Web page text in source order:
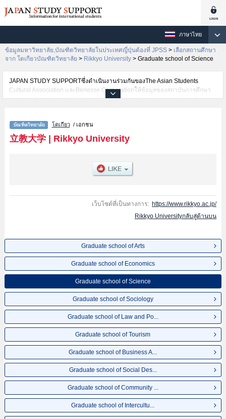
ภาษาไทย
ข้อมูลมหาวิทยาลัย,บัณฑิตวิทยาลัยในประเทศญี่ปุ่นต้องที่ JPSS > เลือกสถานศึกษา
จาก โตเกียวบัณฑิตวิทยาลัย > Rikkyo University > Graduate school of Science
JAPAN STUDY SUPPORTซึ่งดำเนินงานร่วมกันของThe Asian Students
Cultural Association และBenesse Corporationให้ข้อมูลของสถาบันการศึกษา
ระดับมหาวิทยาลัย・บัณฑิตวิทยาลัย・วิทยาลัยระดับอนุปริญญา・วิทยาลัย
ชาติเช่นGraduate school of ArtsหรือGraduate school of
EconomicsหรือGraduate school of ScienceหรือGraduate school of
SociologyหรือGraduate school of Law and PoliticsหรือGraduate school of
of Social Design StudiesหรือGraduate school of Community and Human
ServicesหรือGraduate school of Intercultural CommunicationหรือGraduate
Artificial Intelligence and ScienceหรือGraduate school of Sport and
Wellness เป็นต้น,ข้อมูลของแต่ละสาขาวิจัย,ข้อมูลการสอบคัดเลือกเข้าศึกษาเช่น
จำนวนคนที่รับสมัครหรือจำนวนคนที่ผ่านการสอบคัดเลือกเป็นต้น,แนะนำสถาน
โตเกียว/ เอกชน
立教大学| Rikkyo University
เว็บไซต์ที่เป็นทางการ: https://www.rikkyo.ac.jp/
Rikkyo Universityกลับสู่ด้านบน
Graduate school of Arts
Graduate school of Economics
Graduate school of Science
Graduate school of Sociology
Graduate school of Law and Po...
Graduate school of Tourism
Graduate school of Business A...
Graduate school of Social Des...
Graduate school of Community ...
Graduate school of Intercultu...